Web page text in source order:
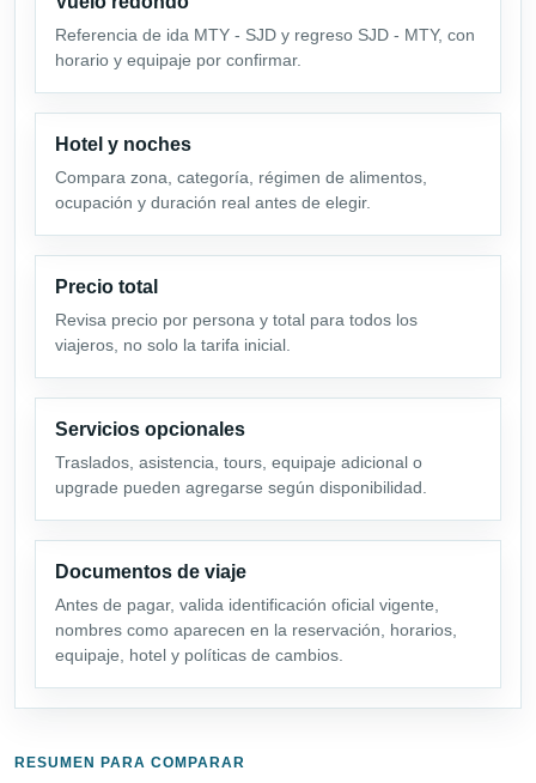
Referencia de ida MTY - SJD y regreso SJD - MTY, con
horario y equipaje por confirmar.
Hotel y noches
Compara zona, categoría, régimen de alimentos,
ocupación y duración real antes de elegir.
Precio total
Revisa precio por persona y total para todos los
viajeros, no solo la tarifa inicial.
Servicios opcionales
Traslados, asistencia, tours, equipaje adicional o
upgrade pueden agregarse según disponibilidad.
Documentos de viaje
Antes de pagar, valida identificación oficial vigente,
nombres como aparecen en la reservación, horarios,
equipaje, hotel y políticas de cambios.
RESUMEN PARA COMPARAR